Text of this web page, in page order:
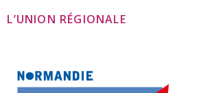
L’UNION RÉGIONALE